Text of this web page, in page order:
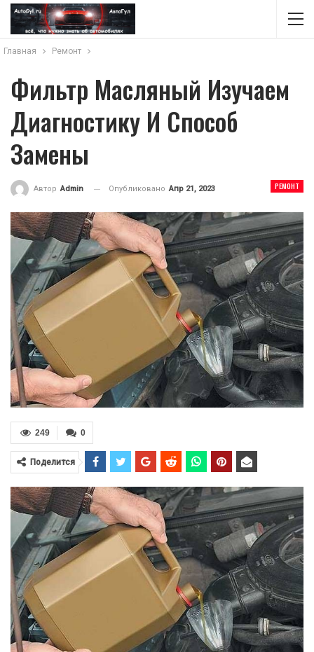
Главная Ремонт
Фильтр Масляный Изучаем
Диагностику И Способ
Замены
РЕМОНТ
Автор Admin Опубликовано Апр 21, 2023
0
249
Поделится